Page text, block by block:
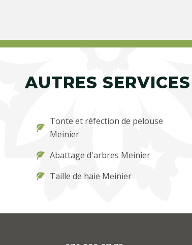
AUTRES SERVICES
Tonte et réfection de pelouse
Meinier
Abattage d'arbres Meinier
Taille de haie Meinier